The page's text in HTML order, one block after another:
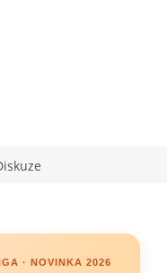
· NOVINKA 2026